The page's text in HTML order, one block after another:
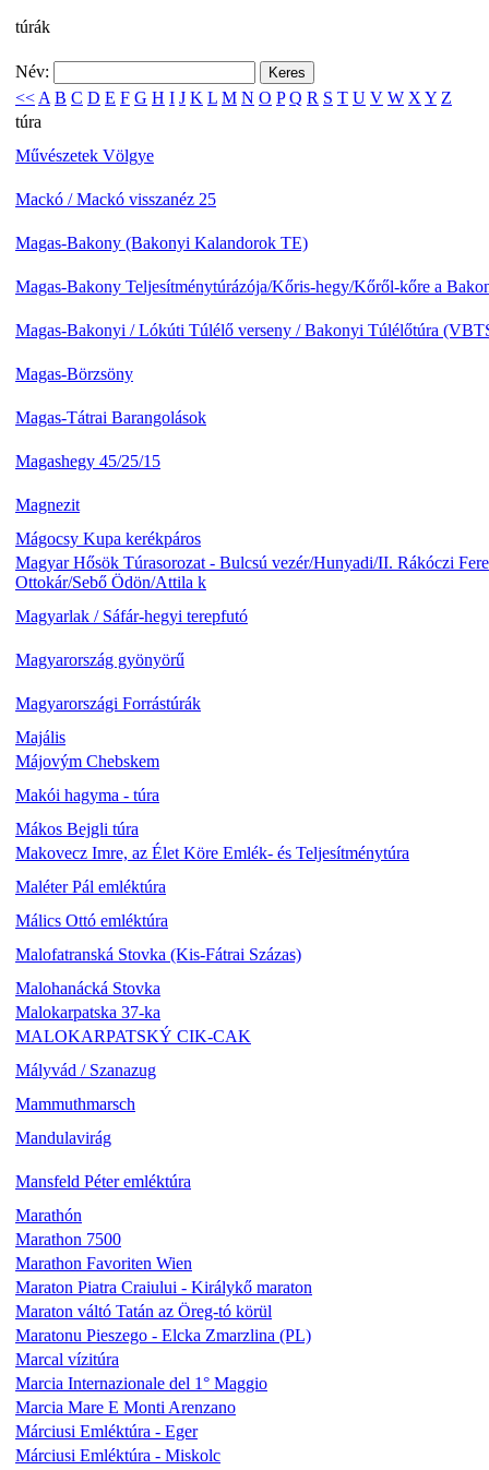
túrák
Név:
<< A B C D E F G H I J K L M N O P Q R S T U V W X Y Z
túra
Művészetek Völgye
Mackó / Mackó visszanéz 25
Magas-Bakony (Bakonyi Kalandorok TE)
Magas-Bakony Teljesítménytúrázója/Kőris-hegy/Kőről-kőre a
Magas-Bakonyi / Lókúti Túlélő verseny / Bakonyi Túlélőtúra
Magas-Börzsöny
Magas-Tátrai Barangolások
Magashegy 45/25/15
Magnezit
Mágocsy Kupa kerékpáros
Magyar Hősök Túrasorozat - Bulcsú vezér/Hunyadi/II. Rákóczi
Ottokár/Sebő Ödön/Attila k
Magyarlak / Sáfár-hegyi terepfutó
Magyarország gyönyörű
Magyarországi Forrástúrák
Majális
Májovým Chebskem
Makói hagyma - túra
Mákos Bejgli túra
Makovecz Imre, az Élet Köre Emlék- és Teljesítménytúra
Maléter Pál emléktúra
Málics Ottó emléktúra
Malofatranská Stovka (Kis-Fátrai Százas)
Malohanácká Stovka
Malokarpatska 37-ka
MALOKARPATSKÝ CIK-CAK
Mályvád / Szanazug
Mammuthmarsch
Mandulavirág
Mansfeld Péter emléktúra
Marathón
Marathon 7500
Marathon Favoriten Wien
Maraton Piatra Craiului - Királykő maraton
Maraton váltó Tatán az Öreg-tó körül
Maratonu Pieszego - Elcka Zmarzlina (PL)
Marcal vízitúra
Marcia Internazionale del 1° Maggio
Marcia Mare E Monti Arenzano
Márciusi Emléktúra - Eger
Márciusi Emléktúra - Miskolc